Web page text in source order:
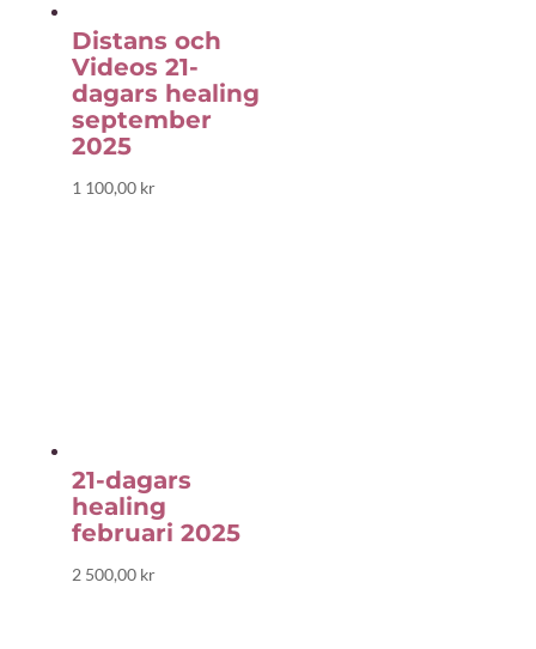
Distans och
Videos 21-
dagars healing
september
2025
1 100,00 kr
21-dagars
healing
februari 2025
2 500,00 kr